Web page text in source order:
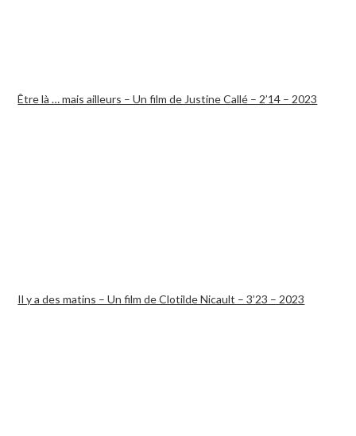
Être là … mais ailleurs – Un film de Justine Callé – 2’14 – 2023
Il y a des matins – Un film de Clotilde Nicault – 3’23 – 2023